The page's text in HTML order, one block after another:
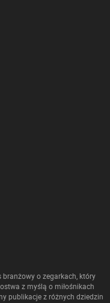
o zegarkach, który
z myślą o miłośnikach
publikacje z różnych dziedzin